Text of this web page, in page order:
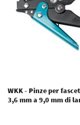
WKK - Pinze per
3,6 mm a 9,0 mm di